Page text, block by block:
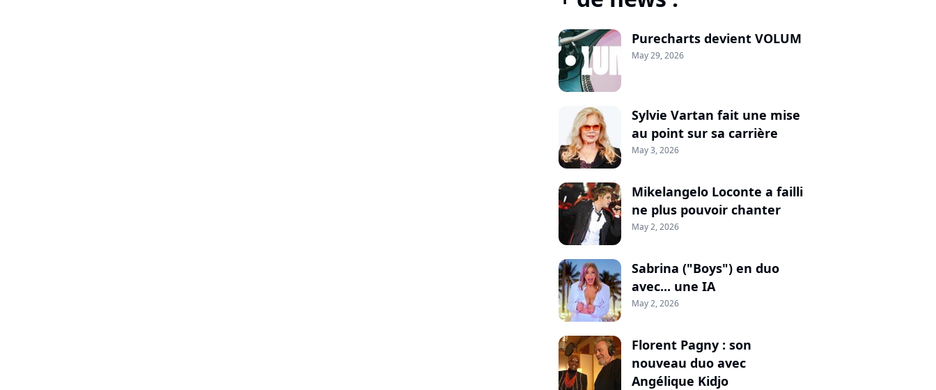
Purecharts devient VOLUM
May 29, 2026
Sylvie Vartan fait une mise
au point sur sa carrière
May 3, 2026
Mikelangelo Loconte a failli
ne plus pouvoir chanter
May 2, 2026
Sabrina ("Boys") en duo
avec... une IA
May 2, 2026
Florent Pagny : son
nouveau duo avec
Angélique Kidjo